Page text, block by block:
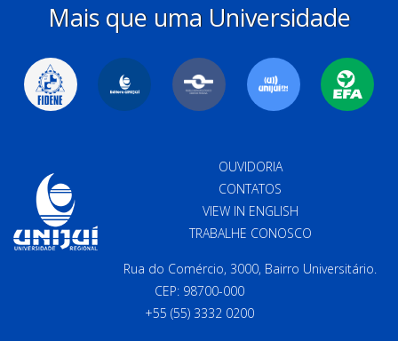
Mais que uma Universidade
OUVIDORIA
CONTATOS
VIEW IN ENGLISH
TRABALHE CONOSCO
Rua do Comércio, 3000, Bairro Universitário.
CEP: 98700-000
+55 (55) 3332 0200